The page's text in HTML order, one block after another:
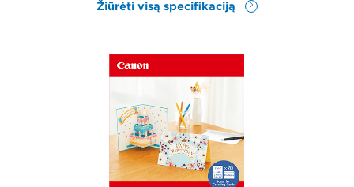
Žiūrėti visą specifikaciją